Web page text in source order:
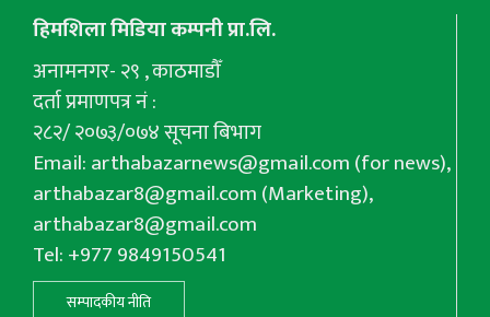
हिमशिला मिडिया कम्पनी प्रा.लि.
अनामनगर- २९ , काठमाडौँ
दर्ता प्रमाणपत्र नं :
२८२/ २०७३/०७४ सूचना बिभाग
Email:arthabazarnews@gmail.com(for news),
arthabazar8@gmail.com(Marketing),
arthabazar8@gmail.com
Tel: +977 9849150541
सम्पादकीय नीति